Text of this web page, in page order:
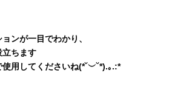
ンが一目でわかり、
立ちます
用してくださいね(*˘︶˘*).｡.:*